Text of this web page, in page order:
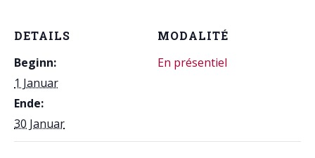
DETAILS
Beginn:
1 Januar
Ende:
30 Januar
MODALITÉ
En présentiel